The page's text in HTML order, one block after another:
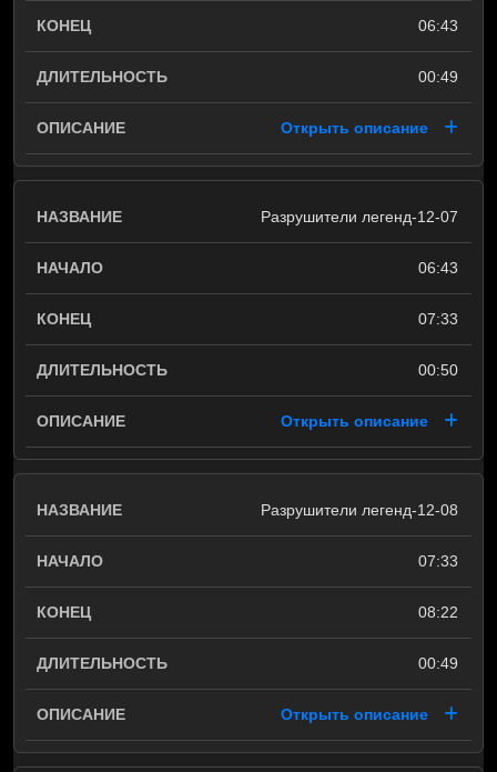
06:43
00:49
Открыть описание
Разрушители легенд-12-07
06:43
07:33
00:50
Открыть описание
Разрушители легенд-12-08
07:33
08:22
00:49
Открыть описание